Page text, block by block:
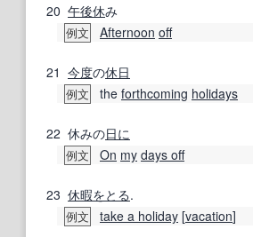
20 午後休み
例文 Afternoon off
21 今度の休日
例文 the forthcoming holidays
22 休みの日に
例文 On my days off
23 休暇をとる.
例文 take a holiday [vacation]